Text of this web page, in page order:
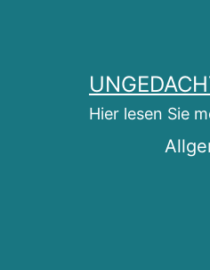
Hier lesen Sie